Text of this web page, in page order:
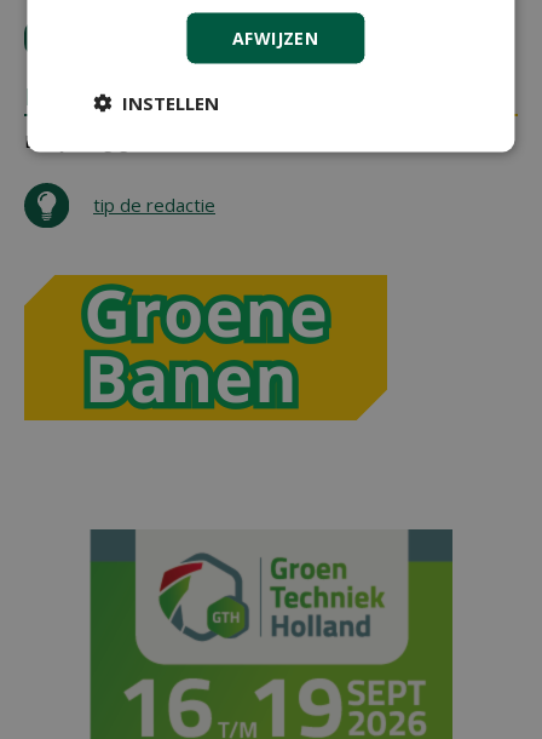
met je e-mailadres om te reageren.
REACTIES
Er zijn nog geen reacties.
tip de redactie
AFWIJZEN
INSTELLEN